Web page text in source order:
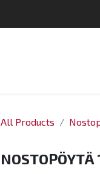
All Products